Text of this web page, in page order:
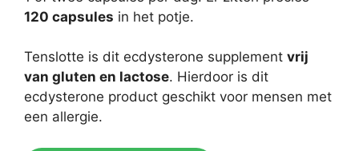
120 capsules in het potje.
Tenslotte is dit ecdysterone supplement vrij
van gluten en lactose. Hierdoor is dit
ecdysterone product geschikt voor mensen met
een allergie.